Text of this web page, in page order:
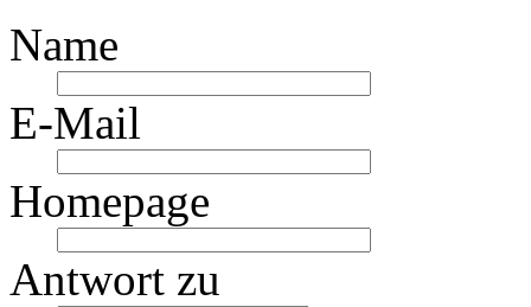
Name
E-Mail
Homepage
Antwort zu